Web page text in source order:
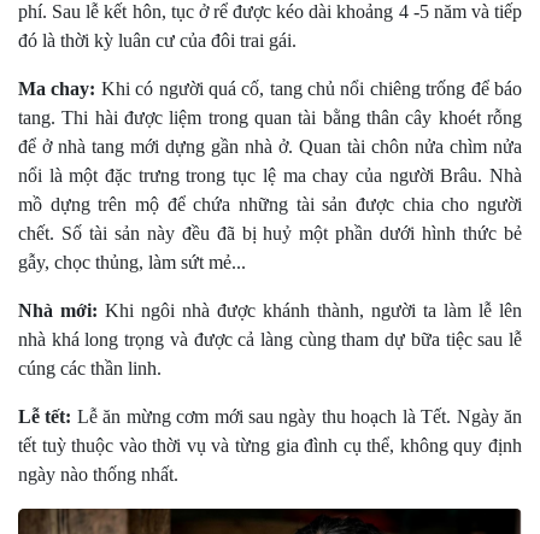
phí. Sau lễ kết hôn, tục ở rể được kéo dài khoảng 4 -5 năm và tiếp
đó là thời kỳ luân cư của đôi trai gái.
Ma chay: Khi có người quá cố, tang chủ nổi chiêng trống để báo
tang. Thi hài được liệm trong quan tài bằng thân cây khoét rỗng
để ở nhà tang mới dựng gần nhà ở. Quan tài chôn nửa chìm nửa
nổi là một đặc trưng trong tục lệ ma chay của người Brâu. Nhà
mồ dựng trên mộ để chứa những tài sản được chia cho người
chết. Số tài sản này đều đã bị huỷ một phần dưới hình thức bẻ
gẫy, chọc thủng, làm sứt mẻ...
Nhà mới: Khi ngôi nhà được khánh thành, người ta làm lễ lên
nhà khá long trọng và được cả làng cùng tham dự bữa tiệc sau lễ
cúng các thần linh.
Lễ tết: Lễ ăn mừng cơm mới sau ngày thu hoạch là Tết. Ngày ăn
tết tuỳ thuộc vào thời vụ và từng gia đình cụ thể, không quy định
ngày nào thống nhất.